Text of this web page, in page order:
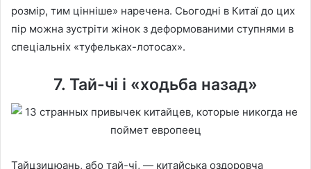
розмір, тим цінніше» наречена. Сьогодні в Китаї до цих
пір можна зустріти жінок з деформованими ступнями в
спеціальніх «туфельках-лотосах».
7. Тай-чі і «ходьба назад»
Тайцзицюань, або тай-чі, — китайська оздоровча